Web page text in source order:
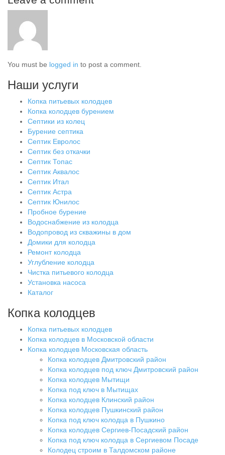
You must be logged in to post a comment.
Наши услуги
Копка питьевых колодцев
Копка колодцев бурением
Септики из колец
Бурение септика
Септик Евролос
Септик без откачки
Септик Топас
Септик Аквалос
Септик Итал
Септик Астра
Септик Юнилос
Пробное бурение
Водоснабжение из колодца
Водопровод из скважины в дом
Домики для колодца
Ремонт колодца
Углубление колодца
Чистка питьевого колодца
Установка насоса
Каталог
Копка колодцев
Копка питьевых колодцев
Копка колодцев в Московской области
Копка колодцев Московская область
Копка колодцев Дмитровский район
Копка колодцев под ключ Дмитровский район
Копка колодцев Мытищи
Копка под ключ в Мытищах
Копка колодцев Клинский район
Копка колодцев Пушкинский район
Копка под ключ колодца в Пушкино
Копка колодцев Сергиев-Посадский район
Копка под ключ колодца в Сергиевом Посаде
Колодец строим в Талдомском районе